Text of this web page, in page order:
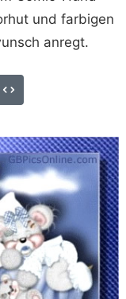
und farbigen
anregt.
Code